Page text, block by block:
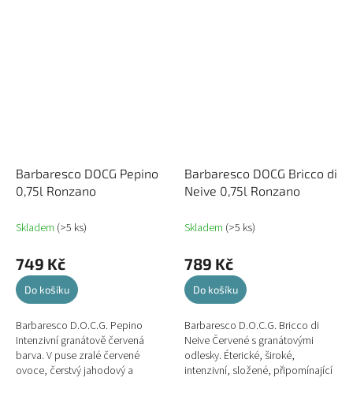
Barbaresco DOCG Pepino
0,75l Ronzano
Skladem (>5 ks)
749 Kč
Do košíku
Barbaresco D.O.C.G. Pepino
Intenzivní granátově červená
barva. V puse zralé červené
ovoce, čerstvý jahodový a
Barbaresco DOCG Bricco di
Neive 0,75l Ronzano
Skladem (>5 ks)
789 Kč
Do košíku
Barbaresco D.O.C.G. Bricco di
Neive Červené s granátovými
odlesky. Éterické, široké,
intenzivní, složené, připomínající